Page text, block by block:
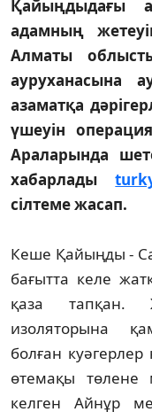
Қайыңдыдағы
адамның
Алматы
ауруханасына
азаматқа
үшеуін
Араларында
хабарлады
сілтеме жасап.
Кеше Қайыңды -
бағытта келе
қаза тапқан.
изоляторына
болған
өтемақы төлене
келген Айнұр